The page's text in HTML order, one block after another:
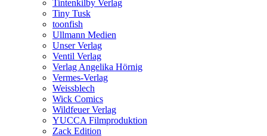
Tintenkilby Verlag
Tiny Tusk
toonfish
Ullmann Medien
Unser Verlag
Ventil Verlag
Verlag Angelika Hörnig
Vermes-Verlag
Weissblech
Wick Comics
Wildfeuer Verlag
YUCCA Filmproduktion
Zack Edition